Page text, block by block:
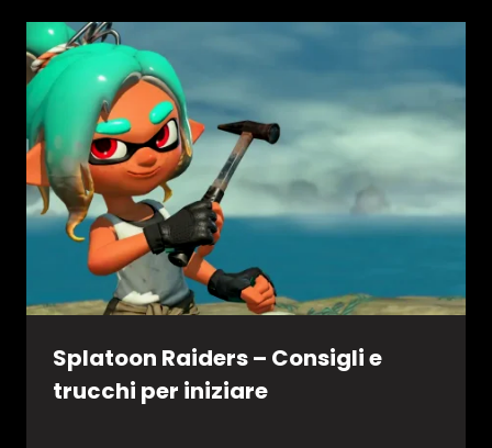
Splatoon Raiders – Consigli e
trucchi per iniziare